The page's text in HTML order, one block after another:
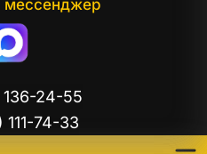
мессенджер
24-55
74-33